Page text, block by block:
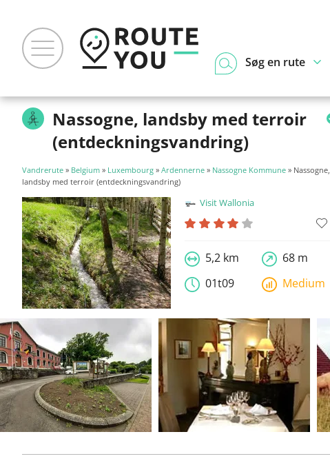
Søg en rute
Nassogne, landsby med terroir
(entdeckningsvandring)
Vandrerute » Belgium » Luxembourg » Ardennerne » Nassogne Kommune » Nassogne,
landsby med terroir (entdeckningsvandring)
Visit Wallonia
5,2 km
68 m
01t09
Medium